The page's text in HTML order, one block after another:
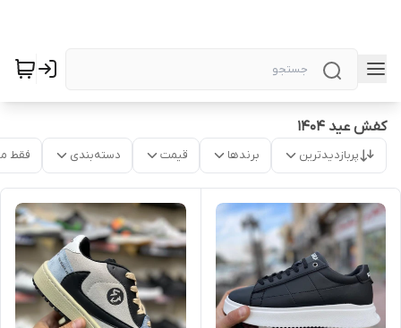
کفش عید 1404
پربازدیدترین برندها قیمت دسته‌بندی فقط